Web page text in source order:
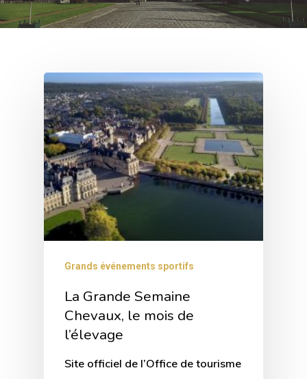
Grands événements sportifs
La Grande Semaine
Chevaux, le mois de
l’élevage
Site officiel de l’Office de tourisme